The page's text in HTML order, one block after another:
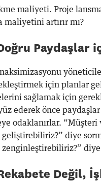
maliyeti. Proje
maliyetini artırır mı?
Paydaşlar
için planlar
sağlamak için
ederek önce
odaklanırlar. “Müşteri
geliştirebiliriz?” diye
zenginleştirebiliriz?”
Değil,